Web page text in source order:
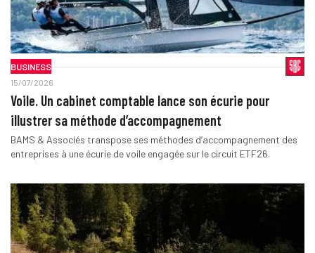
BUSINESS
15/07/2026
Voile. Un cabinet comptable lance son écurie pour
illustrer sa méthode d’accompagnement
BAMS & Associés transpose ses méthodes d’accompagnement des
entreprises à une écurie de voile engagée sur le circuit ETF26.